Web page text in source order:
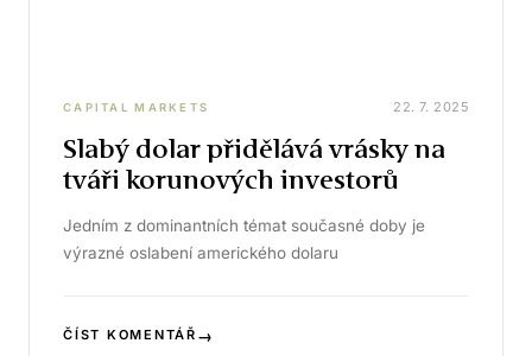
CAPITAL MARKETS 22. 7. 2025
Slabý dolar přidělává vrásky na
tváři korunových investorů
Jedním z dominantních témat současné doby je
výrazné oslabení amerického dolaru
ČÍST KOMENTÁŘ →